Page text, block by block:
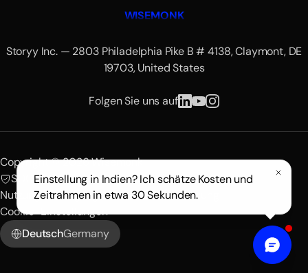
WISEMONK
Storyy Inc. — 2803 Philadelphia Pike B # 4138, Claymont, DE
19703, United States
Folgen Sie uns auf
Copyright © 2026 Wisemonk.
SOC 2 zertifiziert
DSGVO-konform
NutzungsbedingungenDatenschutzerklärung
Cookie-Einstellungen
DeutschGermany
Einstellung in Indien? Ich schätze Kosten und
Zeitrahmen in etwa 30 Sekunden.